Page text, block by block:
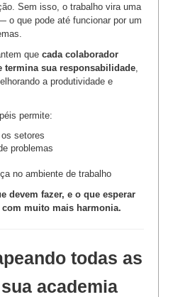
Sem isso, o trabalho vira uma
o que pode até funcionar por um
que cada colaborador
termina sua responsabilidade
a produtividade e
permite:
setores
problemas
no ambiente de trabalho
devem fazer, e o que esperar
muito mais harmonia.
todas as
academia